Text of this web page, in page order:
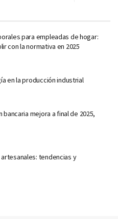
para empleadas de hogar:
con la normativa en 2025
en la producción industrial
bancaria mejora a final de 2025,
tendencias y